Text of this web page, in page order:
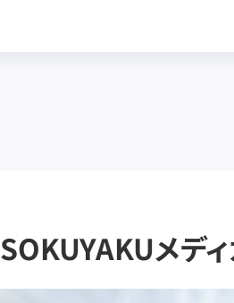
SOKUYAKUメデ